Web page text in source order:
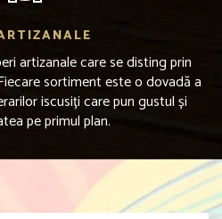
artizanale care se disting prin
sortiment este o dovadă a
iscusiți care pun gustul și
pe primul plan.